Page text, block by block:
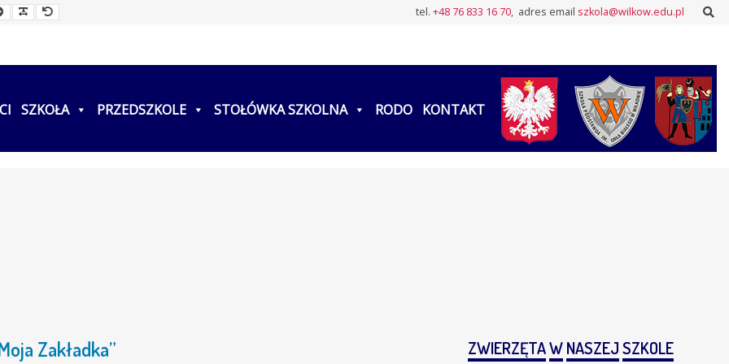
Larger
Font
Readable
Font
Default
Font tel. +48 76 833 16 70, adres email szkola@wilkow.edu.pl
SZKOŁA PRZEDSZKOLE STOŁÓWKA SZKOLNA RODO KONTAKT
Zakładka” ZWIERZĘTAWNASZEJSZKOLE